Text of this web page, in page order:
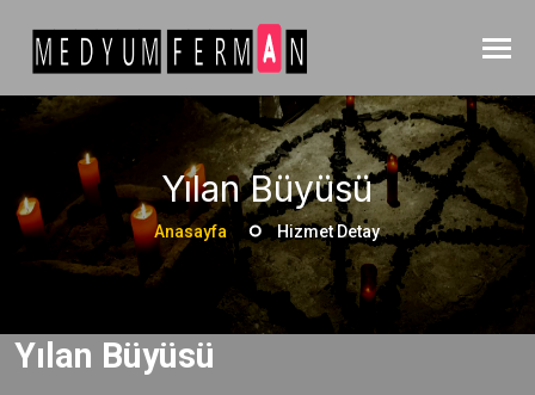
Yılan Büyüsü
Anasayfa Hizmet Detay
Yılan Büyüsü